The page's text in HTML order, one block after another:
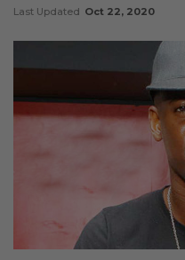
Last Updated Oct 22, 2020